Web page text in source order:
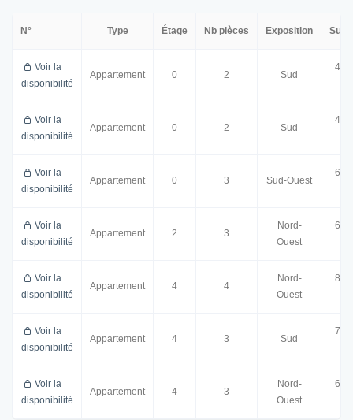
N° Type Étage Nb pièces Exposition
Voir la
disponibilité
Appartement 0 2 Sud
Voir la
disponibilité
Appartement 0 2 Sud
Voir la
disponibilité
Appartement 0 3 Sud-Ouest
Voir la
disponibilité
Appartement 2 3
Nord-
Ouest
Voir la
disponibilité
Appartement 4 4
Nord-
Ouest
Voir la
disponibilité
Appartement 4 3 Sud
Voir la
disponibilité
Appartement 4 3
Nord-
Ouest